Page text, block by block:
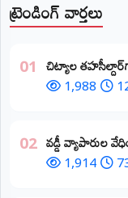
ట్రెండింగ్ వార్తలు
01 ​చిట్యాల
1,988
02 వడ్డీ వ్యాపారుల
1,914